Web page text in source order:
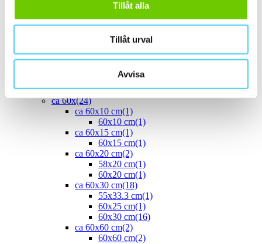
Tillåt alla
Tillåt urval
Avvisa
(2)
40x25 cm(5)
ca 50x(4)
(3)
(1)
Stora (60 - 120 cm)(24)
ca 60x(24)
ca 60x10 cm(1)
60x10 cm(1)
ca 60x15 cm(1)
60x15 cm(1)
ca 60x20 cm(2)
58x20 cm(1)
60x20 cm(1)
ca 60x30 cm(18)
55x33.3 cm(1)
60x25 cm(1)
60x30 cm(16)
ca 60x60 cm(2)
60x60 cm(2)